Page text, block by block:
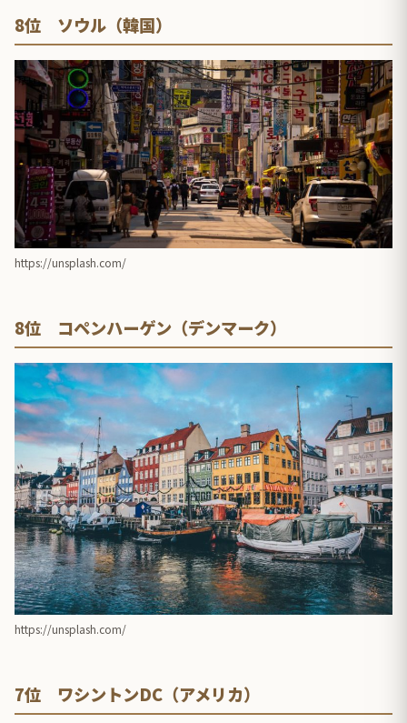
8位 ソウル（韓国）
https://unsplash.com/
8位 コペンハーゲン（デンマーク）
https://unsplash.com/
7位 ワシントンDC（アメリカ）